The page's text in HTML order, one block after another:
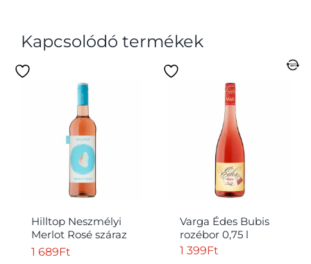
Kapcsolódó termékek
Hilltop Neszmélyi
Merlot Rosé száraz
rozébor 13% 75 cl
1 689Ft
Varga Édes Bubis
rozébor 0,75 l
1 399Ft